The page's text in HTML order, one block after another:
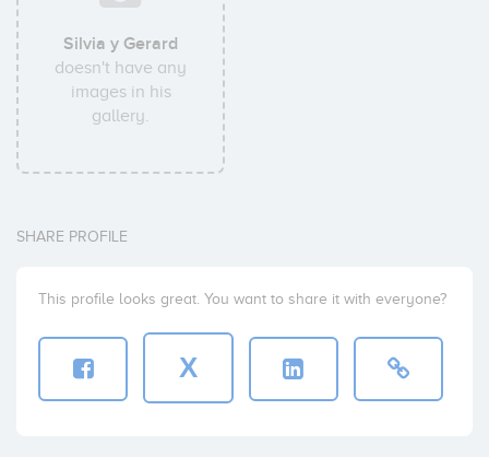
Silvia y Gerard
doesn't have any
images in his
gallery.
SHARE PROFILE
This profile looks great. You want to share it with everyone?
X